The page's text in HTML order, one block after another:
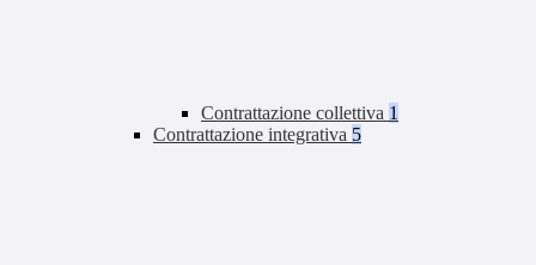
Contrattazione collettiva 1
Contrattazione integrativa 5